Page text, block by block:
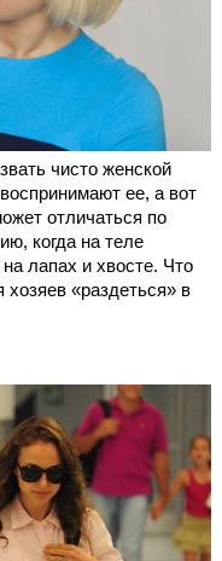
чисто женской
ее, а вот
отличаться по
когда на теле
лапах и хвосте. Что
«раздеться» в